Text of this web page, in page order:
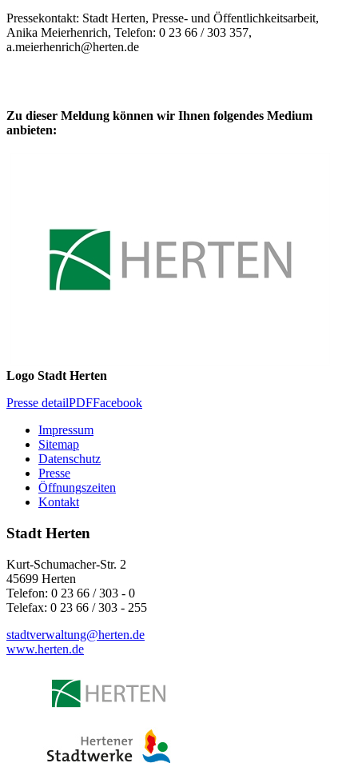
Pressekontakt: Stadt Herten, Presse- und Öffentlichkeitsarbeit,
Anika Meierhenrich, Telefon: 0 23 66 / 303 357,
a.meierhenrich@herten.de
Zu dieser Meldung können wir Ihnen folgendes Medium
anbieten:
Logo Stadt Herten
Presse detailPDFFacebook
Impressum
Sitemap
Datenschutz
Presse
Öffnungszeiten
Kontakt
Stadt Herten
Kurt-Schumacher-Str. 2
45699 Herten
Telefon: 0 23 66 / 303 - 0
Telefax: 0 23 66 / 303 - 255
stadtverwaltung@herten.de
www.herten.de